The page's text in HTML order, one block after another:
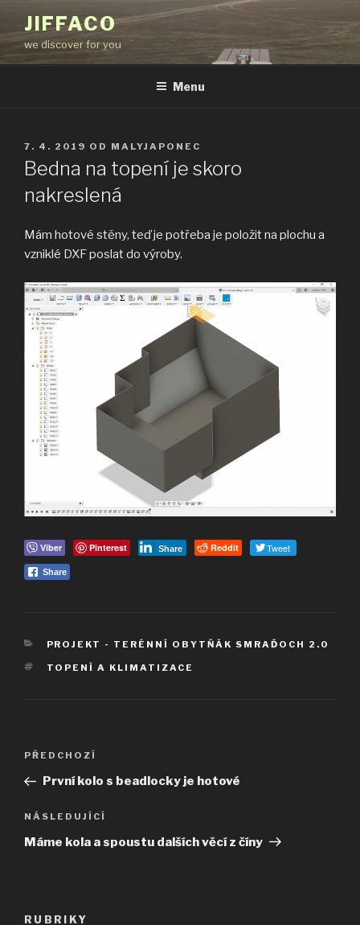
obsahu
webu
JIFFACO
we discover for you
Menu
PUBLIKOVÁNO
7. 4. 2019 OD MALYJAPONEC
Bedna na topení je skoro
nakreslená
Mám hotové stěny, teď je potřeba je položit na plochu a
vzniklé DXF poslat do výroby.
Viber Pinterest Share Reddit Tweet
Share
RUBRIKY
PROJEKT - TERÉNNÍ OBYTŇÁK SMRAĎOCH 2.0
ŠTÍTKY
TOPENÍ A KLIMATIZACE
Navigace
příspěvek
Předchozí
příspěvek
PŘEDCHOZÍ
První kolo s beadlocky je hotové
Následující
příspěvek
NÁSLEDUJÍCÍ
Máme kola a spoustu dalších věcí z číny
RUBRIKY